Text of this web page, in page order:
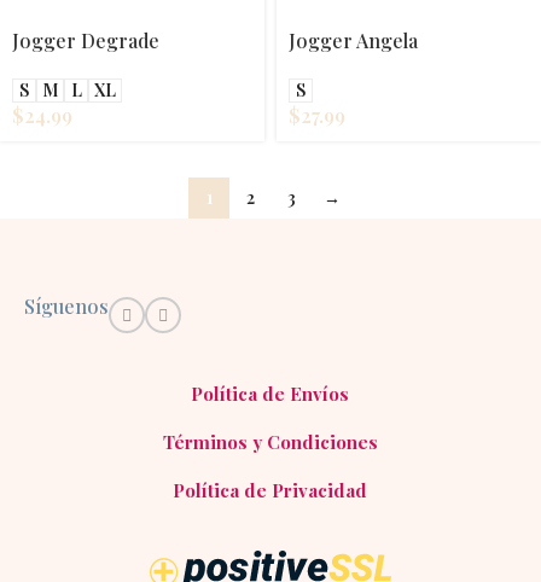
Jogger Degrade
S M L XL
$24.99
Jogger Angela
S
$27.99
1 2 3 →
Síguenos
Política de Envíos
Términos y Condiciones
Política de Privacidad